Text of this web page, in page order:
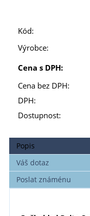
Kód:
Výrobce:
Cena s DPH:
Cena bez DPH:
DPH:
Dostupnost:
Popis
Váš dotaz
Poslat známénu